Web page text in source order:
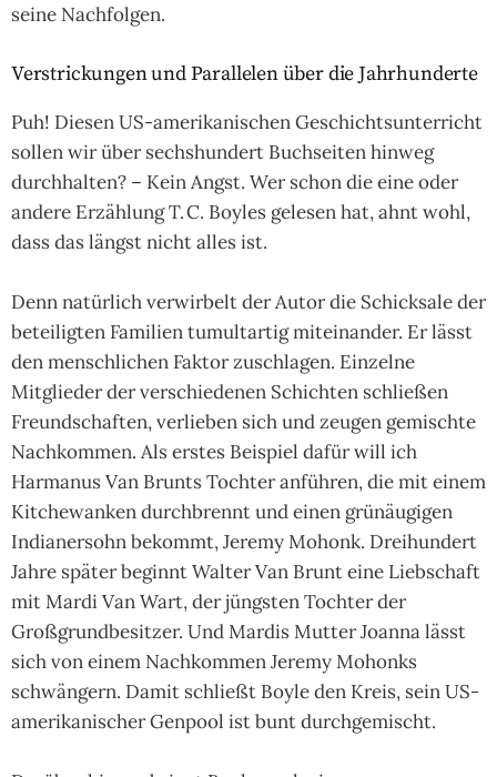
seine Nachfolgen.
Verstrickungen und Parallelen über die Jahrhunderte
Puh! Diesen US-ame­ri­ka­ni­schen Geschichtsunterricht
sollen wir über sechshundert Buchseiten hinweg
durchhalten? – Kein Angst. Wer schon die eine oder
andere Erzählung T. C. Boyles gelesen hat, ahnt wohl,
dass das längst nicht alles ist.
Denn natürlich verwirbelt der Autor die Schicksale der
beteiligten Familien tumultartig miteinander. Er lässt
den menschlichen Faktor zuschlagen. Einzelne
Mitglieder der verschiedenen Schichten schließen
Freundschaften, verlieben sich und zeugen gemischte
Nachkommen. Als erstes Beispiel dafür will ich
Harmanus Van Brunts Tochter anführen, die mit einem
Kitchewanken durchbrennt und einen grünäugigen
Indianersohn bekommt, Jeremy Mohonk. Dreihundert
Jahre später beginnt Walter Van Brunt eine Liebschaft
mit Mardi Van Wart, der jüngsten Tochter der
Großgrundbesitzer. Und Mardis Mutter Joanna lässt
sich von einem Nachkommen Jeremy Mohonks
schwängern. Damit schließt Boyle den Kreis, sein US-
ame­ri­ka­ni­scher Genpool ist bunt durchgemischt.